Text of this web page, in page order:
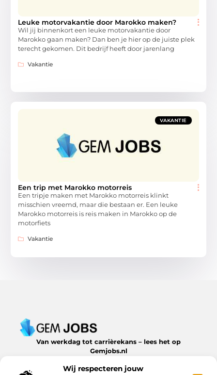
Wij respecteren jouw
Leuke motorvakantie door Marokko maken?
Wil jij binnenkort een leuke motorvakantie door
Marokko gaan maken? Dan ben je hier op de juiste plek
terecht gekomen. Dit bedrijf heeft door jarenlang
Vakantie
VAKANTIE
Een trip met Marokko motorreis
Een tripje maken met Marokko motorreis klinkt
misschien vreemd, maar die bestaan er. Een leuke
Marokko motorreis is reis maken in Marokko op de
motorfiets
Vakantie
Van werkdag tot carrièrekans – lees het op
Gemjobs.nl
arbeidsmarkt en jouw loopbaan te bieden hebben.